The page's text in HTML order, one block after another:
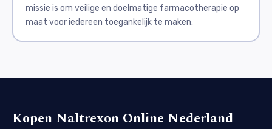
missie is om veilige en doelmatige farmacotherapie op
maat voor iedereen toegankelijk te maken.
Kopen Naltrexon Online Nederland